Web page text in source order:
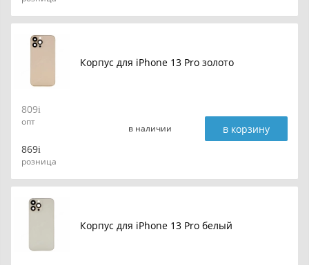
Корпус для iPhone 13 Pro золото
809
опт
869
розница
в наличии в корзину
Корпус для iPhone 13 Pro белый